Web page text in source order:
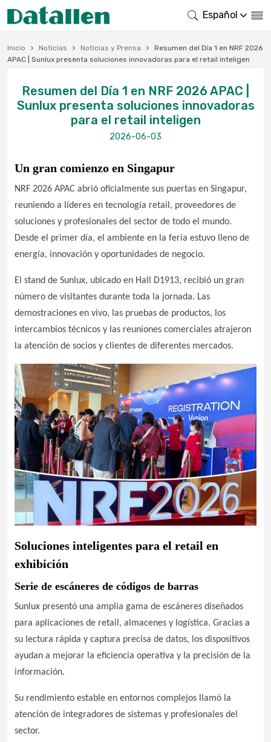
Español
Inicio Noticias Noticias y Prensa
Resumen del Día 1 en NRF 2026
APAC | Sunlux presenta soluciones innovadoras para el retail inteligen
Resumen del Día 1 en NRF 2026 APAC |
Sunlux presenta soluciones innovadoras
para el retail inteligen
2026-06-03
Un gran comienzo en Singapur
NRF 2026 APAC abrió oficialmente sus puertas en Singapur,
reuniendo a líderes en tecnología retail, proveedores de
soluciones y profesionales del sector de todo el mundo.
Desde el primer día, el ambiente en la feria estuvo lleno de
energía, innovación y oportunidades de negocio.
El stand de Sunlux, ubicado en Hall D1913, recibió un gran
número de visitantes durante toda la jornada. Las
demostraciones en vivo, las pruebas de productos, los
intercambios técnicos y las reuniones comerciales atrajeron
la atención de socios y clientes de diferentes mercados.
Soluciones inteligentes para el retail en
exhibición
Serie de escáneres de códigos de barras
Sunlux presentó una amplia gama de escáneres diseñados
para aplicaciones de retail, almacenes y logística. Gracias a
su lectura rápida y captura precisa de datos, los dispositivos
ayudan a mejorar la eficiencia operativa y la precisión de la
información.
Su rendimiento estable en entornos complejos llamó la
atención de integradores de sistemas y profesionales del
sector.